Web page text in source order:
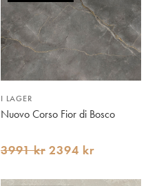
I LAGER
Nuovo Corso Fior di Bosco
3991 kr 2394 kr